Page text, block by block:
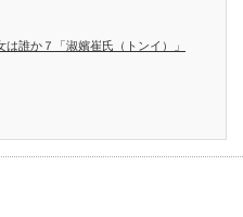
誰か７「淑嬪崔氏（トンイ）」